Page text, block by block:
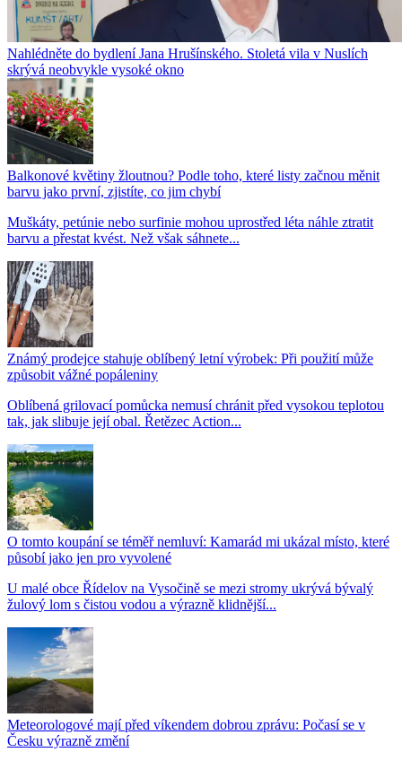
Nahlédněte do bydlení Jana Hrušínského. Stoletá vila v Nuslích
skrývá neobvykle vysoké okno
Balkonové květiny žloutnou? Podle toho, které listy začnou měnit
barvu jako první, zjistíte, co jim chybí
Muškáty, petúnie nebo surfinie mohou uprostřed léta náhle ztratit
barvu a přestat kvést. Než však sáhnete...
Známý prodejce stahuje oblíbený letní výrobek: Při použití může
způsobit vážné popáleniny
Oblíbená grilovací pomůcka nemusí chránit před vysokou teplotou
tak, jak slibuje její obal. Řetězec Action...
O tomto koupání se téměř nemluví: Kamarád mi ukázal místo, které
působí jako jen pro vyvolené
U malé obce Řídelov na Vysočině se mezi stromy ukrývá bývalý
žulový lom s čistou vodou a výrazně klidnější...
Meteorologové mají před víkendem dobrou zprávu: Počasí se v
Česku výrazně změní